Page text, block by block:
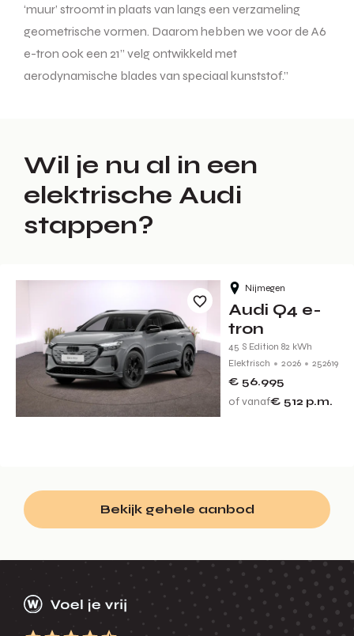
‘muur’ stroomt in plaats van langs een verzameling
geometrische vormen. Daarom hebben we voor de A6
e-tron ook een 21” velg ontwikkeld met
aerodynamische blades van speciaal kunststof.”
Wil je nu al in een
elektrische Audi
stappen?
Bekijk gehele aanbod
Nijmegen
Audi Q4 e-
tron
45 S Edition 82 kWh
Elektrisch
2026 252619
€ 56.995
of vanaf€ 512 p.m.